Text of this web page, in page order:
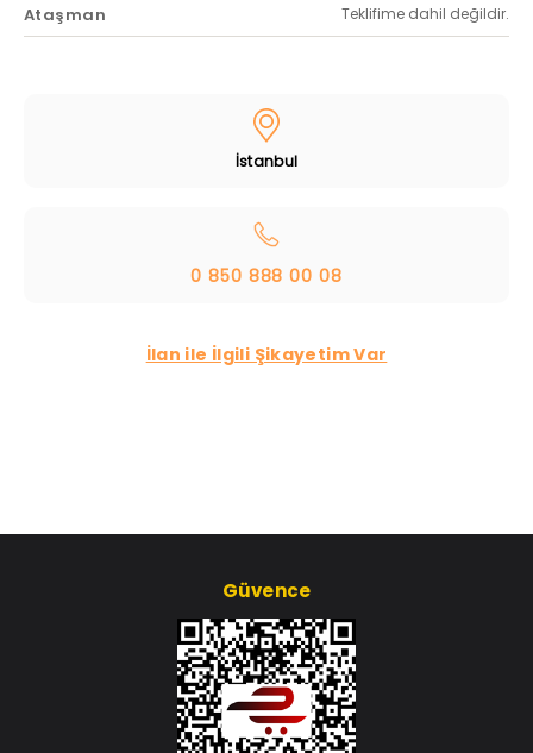
Ataşman Teklifime dahil değildir.
İstanbul
0 850 888 00 08
İlan ile İlgili Şikayetim Var
Güvence